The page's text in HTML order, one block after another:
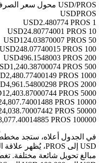
USD/PROS محول سعر الصرف
USDPROS
1 USD
2.480774 PROS
10 USD
24.80774001 PROS
50 USD
124.03870007 PROS
100 USD
248.07740015 PROS
200 USD
496.1548003 PROS
500 USD
1,240.38700074 PROS
1000 USD
2,480.77400149 PROS
2000 USD
4,961.54800298 PROS
5000 USD
12,403.87000744 PROS
10000 USD
PROS
50000 USD
PROS
100000 USD
PROS
في الجدول أعلاه، ستجد